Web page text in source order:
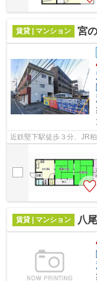
賃貸 | マンション 宮
近鉄堅下駅徒歩３分、JR
賃貸 | マンション 八